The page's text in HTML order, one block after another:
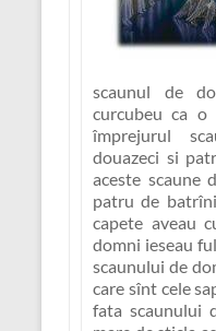
scaunul de
curcubeu ca o
împrejurul
douazeci si
aceste scaune
patru de
capete aveau
domni ieseau
scaunului de
care sînt cele
fata scaunului